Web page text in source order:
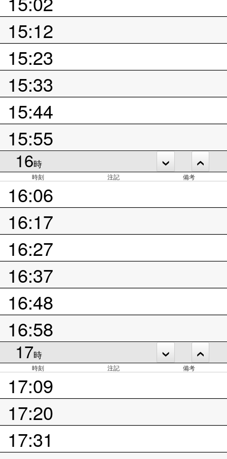
15:12
15:23
15:33
15:44
15:55
16時
時刻 注記 備考
16:06
16:17
16:27
16:37
16:48
16:58
17時
時刻 注記 備考
17:09
17:20
17:31